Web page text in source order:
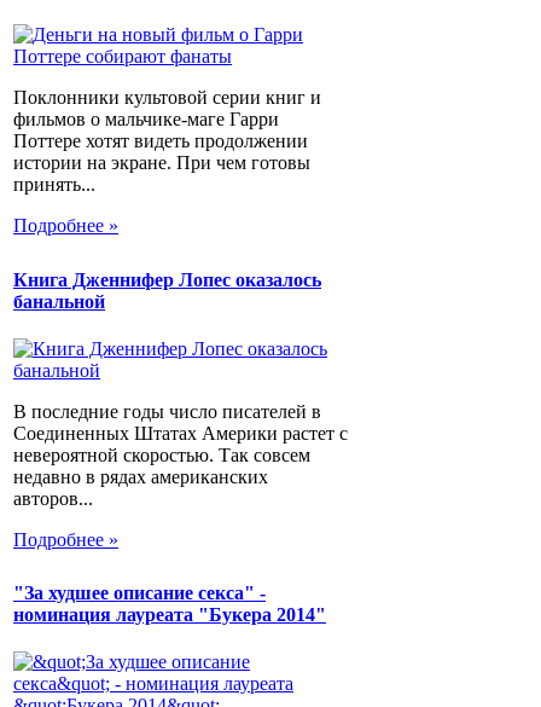
Поклонники культовой серии книг и
фильмов о мальчике-маге Гарри
Поттере хотят видеть продолжении
истории на экране. При чем готовы
принять...
Подробнее »
Книга Дженнифер Лопес оказалось
банальной
В последние годы число писателей в
Соединенных Штатах Америки растет с
невероятной скоростью. Так совсем
недавно в рядах американских
авторов...
Подробнее »
"За худшее описание секса" -
номинация лауреата "Букера 2014"